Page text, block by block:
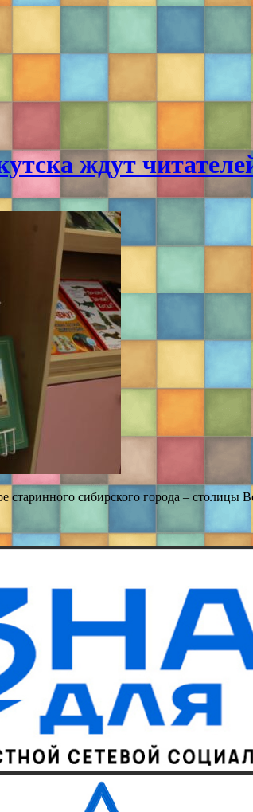
ждут
старинного сибирского города –